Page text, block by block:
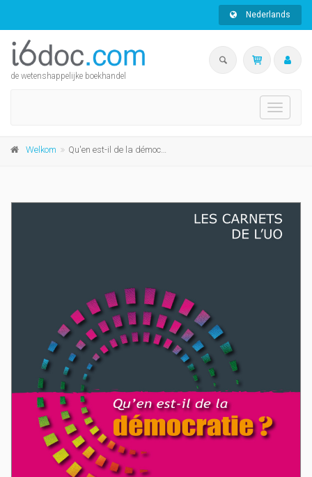
Nederlands
de wetenshappelijke boekhandel
Toggle
Welkom Qu'en est-il de la démocratie?